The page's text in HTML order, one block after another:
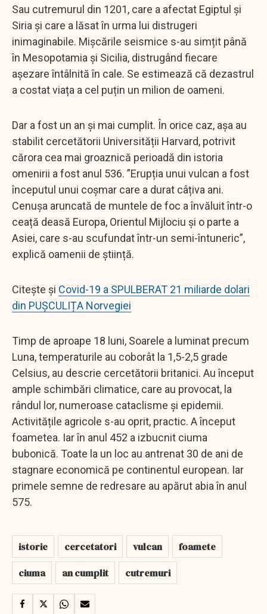
Sau cutremurul din 1201, care a afectat Egiptul și
Siria și care a lăsat în urma lui distrugeri
inimaginabile. Mișcările seismice s-au simțit până
în Mesopotamia și Sicilia, distrugând fiecare
așezare întâlnită în cale. Se estimează că dezastrul
a costat viața a cel puțin un milion de oameni.
Dar a fost un an și mai cumplit. În orice caz, așa au
stabilit cercetătorii Universității Harvard, potrivit
cărora cea mai groaznică perioadă din istoria
omenirii a fost anul 536. ”Erupția unui vulcan a fost
începutul unui coșmar care a durat câțiva ani.
Cenușa aruncată de muntele de foc a învăluit într-o
ceață deasă Europa, Orientul Mijlociu și o parte a
Asiei, care s-au scufundat într-un semi-întuneric”,
explică oamenii de știință.
Citește și Covid-19 a SPULBERAT 21 miliarde dolari
din PUȘCULIȚA Norvegiei
Timp de aproape 18 luni, Soarele a luminat precum
Luna, temperaturile au coborât la 1,5-2,5 grade
Celsius, au descrie cercetătorii britanici. Au început
ample schimbări climatice, care au provocat, la
rândul lor, numeroase cataclisme și epidemii.
Activitățile agricole s-au oprit, practic. A început
foametea. Iar în anul 452 a izbucnit ciuma
bubonică. Toate la un loc au antrenat 30 de ani de
stagnare economică pe continentul european. Iar
primele semne de redresare au apărut abia în anul
575.
istorie cercetatori vulcan
foamete
ciuma
an cumplit cutremuri